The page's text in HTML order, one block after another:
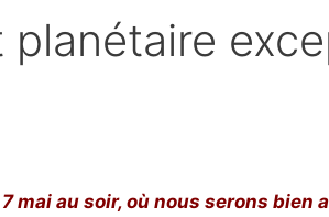
planétaire
mai au soir, où nous serons bien